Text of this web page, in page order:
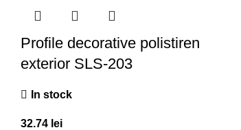
Profile decorative polistiren
exterior SLS-203
In stock
32.74 lei